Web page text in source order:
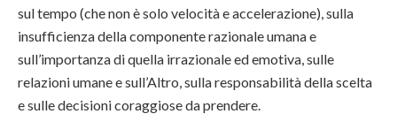
sul tempo (che non è solo velocità e accelerazione), sulla
insufficienza della componente razionale umana e
sull’importanza di quella irrazionale ed emotiva, sulle
relazioni umane e sull’Altro, sulla responsabilità della scelta
e sulle decisioni coraggiose da prendere.